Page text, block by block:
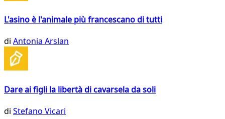
L'asino è l'animale più francescano di tutti
di Antonia Arslan
Dare ai figli la libertà di cavarsela da soli
di Stefano Vicari